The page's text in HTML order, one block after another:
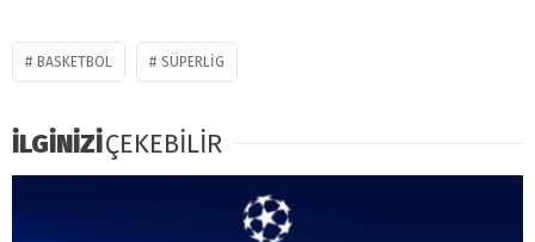
BASKETBOL SÜPERLIG
İLGİNİZİÇEKEBİLİR